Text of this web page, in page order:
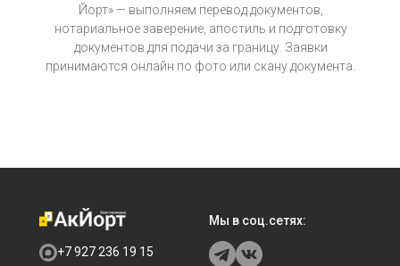
Йорт» — выполняем перевод документов,
нотариальное заверение, апостиль и подготовку
документов для подачи за границу. Заявки
принимаются онлайн по фото или скану документа.
Мы в соц.сетях:
+7 927 236 19 15